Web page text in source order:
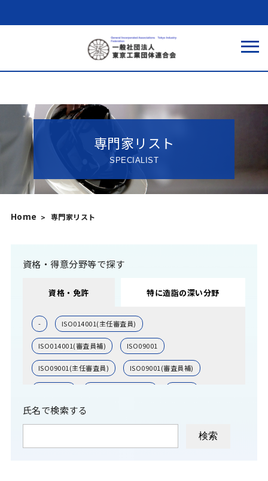
専門家リスト
SPECIALIST
Home 専門家リスト
資格・得意分野等で探す
資格・免許 特に造詣の深い分野
- ISO014001(主任審査員)
ISO014001(審査員補) ISO09001
ISO09001(主任審査員) ISO09001(審査員補)
中小企業診断士
氏名で検索する